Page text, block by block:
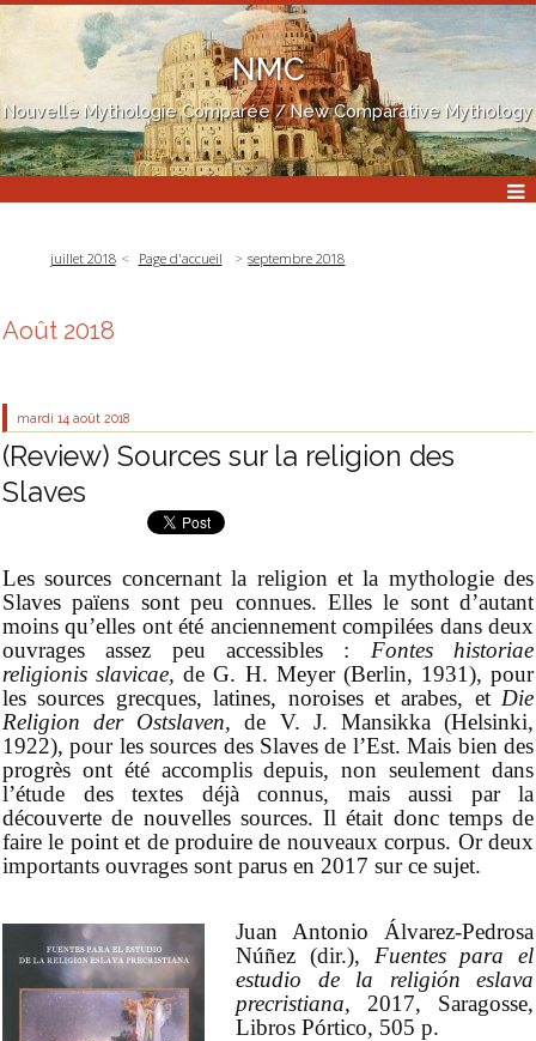
NMC
Nouvelle Mythologie Comparée / New Comparative Mythology
juillet 2018 Page d'accueil septembre 2018
Août 2018
mardi 14 août 2018
(Review) Sources sur la religion des
Slaves
Les sources concernant la religion et la mythologie des
Slaves païens sont peu connues. Elles le sont d’autant
moins qu’elles ont été anciennement compilées dans deux
ouvrages assez peu accessibles : Fontes historiae
religionis slavicae,de G. H. Meyer (Berlin, 1931), pour
les sources grecques, latines, noroises et arabes, et Die
Religion der Ostslaven,de V. J. Mansikka (Helsinki,
1922), pour les sources des Slaves de l’Est. Mais bien des
progrès ont été accomplis depuis, non seulement dans
l’étude des textes déjà connus, mais aussi par la
découverte de nouvelles sources. Il était donc temps de
faire le point et de produire de nouveaux corpus. Or deux
importants ouvrages sont parus en 2017 sur ce sujet.
Juan Antonio Álvarez-Pedrosa
Núñez (dir.), Fuentes para el
estudio de la religión eslava
precristiana, 2017, Saragosse,
Libros Pórtico, 505 p.